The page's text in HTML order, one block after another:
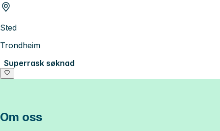
Sted
Trondheim
Superrask søknad
Om oss